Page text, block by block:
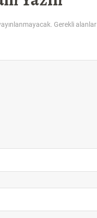
Gerekli alanlar